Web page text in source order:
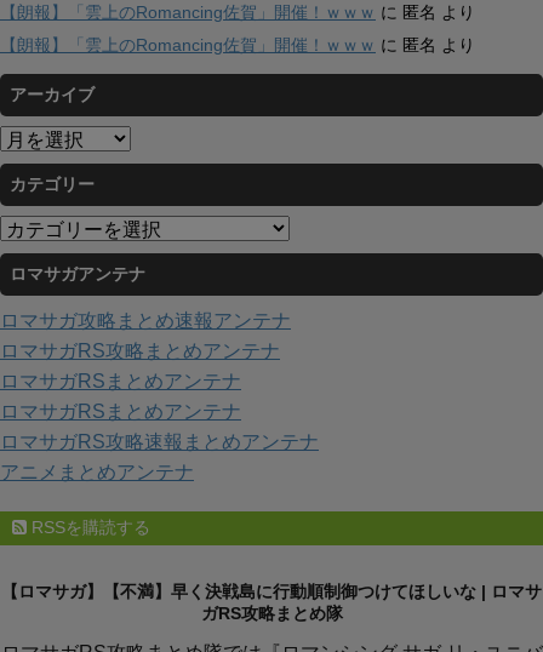
【朗報】「雲上のRomancing佐賀」開催！ｗｗｗ に 匿名 より
【朗報】「雲上のRomancing佐賀」開催！ｗｗｗ に 匿名 より
アーカイブ
ア
ー
カ
イ
ブ
カテゴリー
カ
テ
ゴ
リ
ー
ロマサガアンテナ
ロマサガ攻略まとめ速報アンテナ
ロマサガRS攻略まとめアンテナ
ロマサガRSまとめアンテナ
ロマサガRSまとめアンテナ
ロマサガRS攻略速報まとめアンテナ
アニメまとめアンテナ
RSSを購読する
【ロマサガ】【不満】早く決戦島に行動順制御つけてほしいな | ロマサ
ガRS攻略まとめ隊